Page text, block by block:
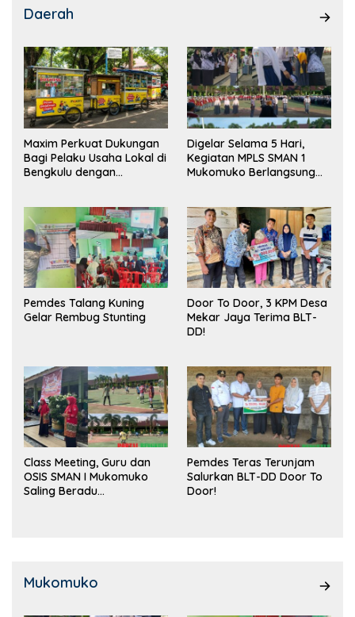
Daerah
Maxim Perkuat Dukungan
Bagi Pelaku Usaha Lokal di
Bengkulu dengan
Pasar
Digelar Selama 5 Hari,
Kegiatan MPLS SMAN 1
Mukomuko Berlangsung
Pemdes Talang Kuning
Gelar Rembug Stunting
Door To Door, 3 KPM Desa
Mekar Jaya Terima BLT-
DD!
Class Meeting, Guru dan
OSIS SMAN I Mukomuko
Saling Beradu
Pemdes Teras Terunjam
Salurkan BLT-DD Door To
Door!
Mukomuko